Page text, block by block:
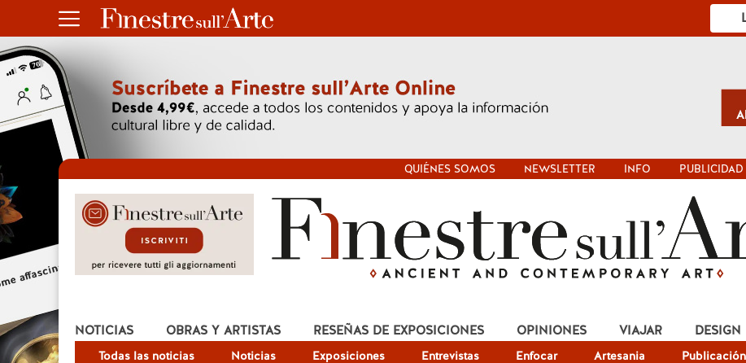
QUIÉNES SOMOS NEWSLETTER INFO PUBLICIDAD
NOTICIAS
Todas las noticias Noticias Exposiciones Entrevistas Enfocar Artesania Publicación
OBRAS Y ARTISTAS RESEÑAS DE EXPOSICIONES OPINIONES VIAJAR DESIGN